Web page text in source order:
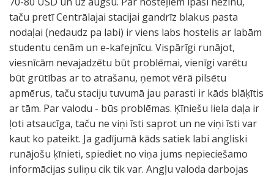
taču pretī Centrālajai stacijai gandrīz blakus pasta
nodaļai (nedaudz pa labi) ir viens labs hostelis ar labām
studentu cenām un e-kafejnīcu. Vispārīgi runājot,
viesnīcām nevajadzētu būt problēmai, vienīgi varētu
būt grūtības ar to atrašanu, ņemot vērā pilsētu
apmērus, taču staciju tuvumā jau parasti ir kāds blāķītis
ar tām. Par valodu - būs problēmas. Ķīniešu liela daļa ir
ļoti atsaucīga, taču ne viņi īsti saprot un ne viņi īsti var
kaut ko pateikt. Ja gadījumā kāds satiek labi angliski
runājošu ķīnieti, spiediet no viņa jums nepieciešamo
informācijas suliņu cik tik var. Angļu valoda darbojas